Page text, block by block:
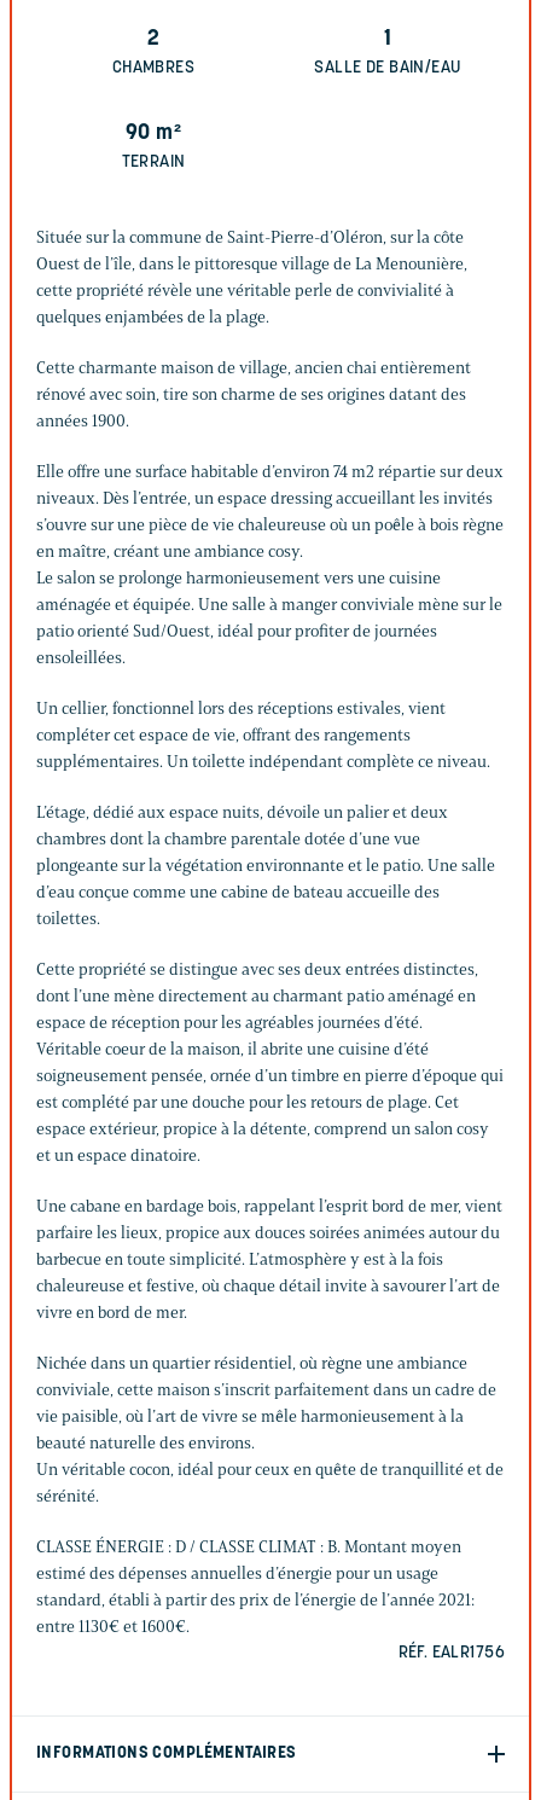
2
CHAMBRES
1
SALLE DE BAIN/EAU
90 m²
TERRAIN
Située sur la commune de Saint-Pierre-d’Oléron, sur la côte
Ouest de l’île, dans le pittoresque village de La Menounière,
cette propriété révèle une véritable perle de convivialité à
quelques enjambées de la plage.
Cette charmante maison de village, ancien chai entièrement
rénové avec soin, tire son charme de ses origines datant des
années 1900.
Elle offre une surface habitable d’environ 74 m2 répartie sur deux
niveaux. Dès l’entrée, un espace dressing accueillant les invités
s’ouvre sur une pièce de vie chaleureuse où un poêle à bois règne
en maître, créant une ambiance cosy.
Le salon se prolonge harmonieusement vers une cuisine
aménagée et équipée. Une salle à manger conviviale mène sur le
patio orienté Sud/Ouest, idéal pour profiter de journées
ensoleillées.
Un cellier, fonctionnel lors des réceptions estivales, vient
compléter cet espace de vie, offrant des rangements
supplémentaires. Un toilette indépendant complète ce niveau.
L’étage, dédié aux espace nuits, dévoile un palier et deux
chambres dont la chambre parentale dotée d’une vue
plongeante sur la végétation environnante et le patio. Une salle
d’eau conçue comme une cabine de bateau accueille des
toilettes.
Cette propriété se distingue avec ses deux entrées distinctes,
dont l’une mène directement au charmant patio aménagé en
espace de réception pour les agréables journées d’été.
Véritable coeur de la maison, il abrite une cuisine d’été
soigneusement pensée, ornée d’un timbre en pierre d’époque qui
est complété par une douche pour les retours de plage. Cet
espace extérieur, propice à la détente, comprend un salon cosy
et un espace dinatoire.
Une cabane en bardage bois, rappelant l’esprit bord de mer, vient
parfaire les lieux, propice aux douces soirées animées autour du
barbecue en toute simplicité. L’atmosphère y est à la fois
chaleureuse et festive, où chaque détail invite à savourer l’art de
vivre en bord de mer.
Nichée dans un quartier résidentiel, où règne une ambiance
conviviale, cette maison s’inscrit parfaitement dans un cadre de
vie paisible, où l’art de vivre se mêle harmonieusement à la
beauté naturelle des environs.
Un véritable cocon, idéal pour ceux en quête de tranquillité et de
sérénité.
CLASSE ÉNERGIE : D / CLASSE CLIMAT : B. Montant moyen
estimé des dépenses annuelles d’énergie pour un usage
standard, établi à partir des prix de l’énergie de l’année 2021:
entre 1130€ et 1600€.
RÉF. EALR1756
INFORMATIONS COMPLÉMENTAIRES